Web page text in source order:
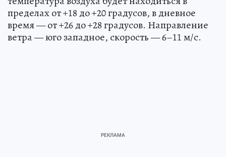
пределах от +18 до +20 градусов, в дневное
время — от +26 до +28 градусов. Направление
ветра — юго западное, скорость — 6–11 м/с.